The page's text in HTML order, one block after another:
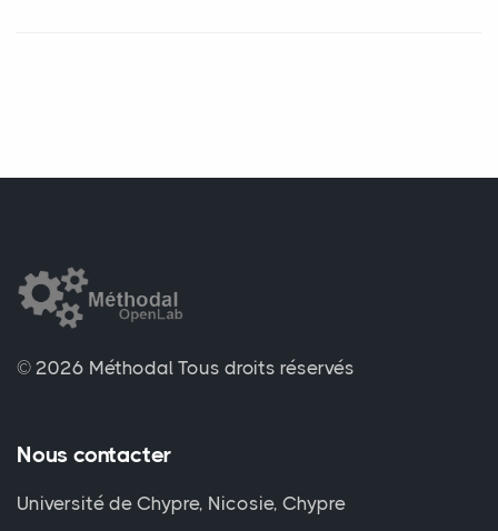
© 2026 Méthodal Tous droits réservés
Nous contacter
Université de Chypre, Nicosie, Chypre